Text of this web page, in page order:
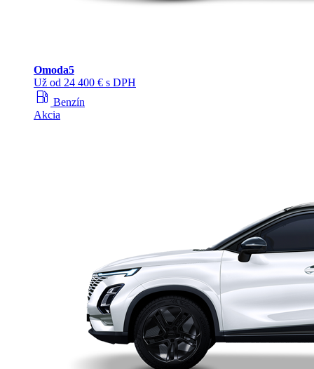
Omoda5
Už od 24 400 € s DPH
local_gas_station Benzín
Akcia